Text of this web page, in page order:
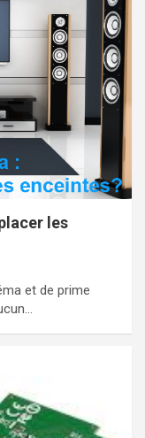
les
et de prime